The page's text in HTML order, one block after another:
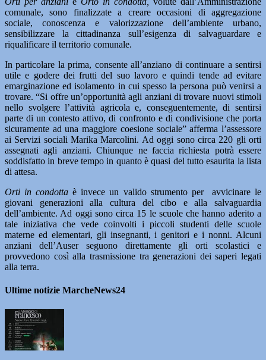
comunale, sono finalizzate a creare occasioni di aggregazione
sociale, conoscenza e valorizzazione dell’ambiente urbano,
sensibilizzare la cittadinanza sull’esigenza di salvaguardare e
riqualificare il territorio comunale.
In particolare la prima, consente all’anziano di continuare a sentirsi
utile e godere dei frutti del suo lavoro e quindi tende ad evitare
emarginazione ed isolamento in cui spesso la persona può venirsi a
trovare. “Si offre un’opportunità agli anziani di trovare nuovi stimoli
nello svolgere l’attività agricola e, conseguentemente, di sentirsi
parte di un contesto attivo, di confronto e di condivisione che porta
sicuramente ad una maggiore coesione sociale” afferma l’assessore
ai Servizi sociali Marika Marcolini. Ad oggi sono circa 220 gli orti
assegnati agli anziani. Chiunque ne faccia richiesta potrà essere
soddisfatto in breve tempo in quanto è quasi del tutto esaurita la lista
di attesa.
Orti in condotta è invece un valido strumento per avvicinare le
giovani generazioni alla cultura del cibo e alla salvaguardia
dell’ambiente. Ad oggi sono circa 15 le scuole che hanno aderito a
tale iniziativa che vede coinvolti i piccoli studenti delle scuole
materne ed elementari, gli insegnanti, i genitori e i nonni. Alcuni
anziani dell’Auser seguono direttamente gli orti scolastici e
provvedono così alla trasmissione tra generazioni dei saperi legati
alla terra.
Ultime notizie MarcheNews24